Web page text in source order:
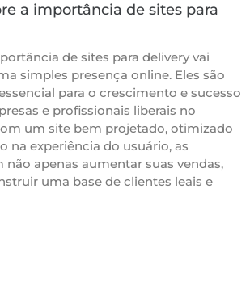
a importância de sites para
de sites para delivery vai
simples presença online. Eles são
para o crescimento e sucesso
e profissionais liberais no
um site bem projetado, otimizado
na experiência do usuário, as
não apenas aumentar suas vendas,
uma base de clientes leais e